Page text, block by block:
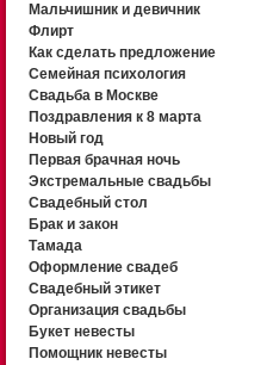
Мальчишник и девичник
Флирт
Как сделать предложение
Семейная психология
Свадьба в Москве
Поздравления к 8 марта
Новый год
Первая брачная ночь
Экстремальные свадьбы
Свадебный стол
Брак и закон
Тамада
Оформление свадеб
Свадебный этикет
Организация свадьбы
Букет невесты
Помощник невесты